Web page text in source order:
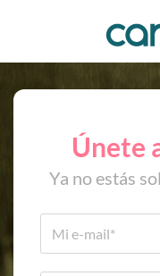
Únete
Ya no estás